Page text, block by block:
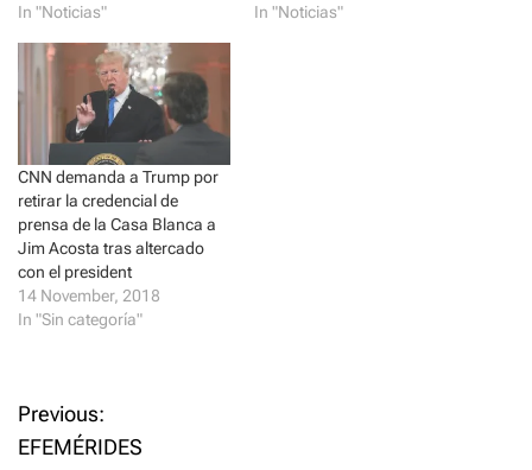
O
e
n
e
w
i
n
d
o
w
)
p
e
n
s
i
n
e
w
w
i
n
d
o
w
)
In "Noticias"
In "Noticias"
CNN demanda a Trump por
retirar la credencial de
prensa de la Casa Blanca a
Jim Acosta tras altercado
con el president
14 November, 2018
In "Sin categoría"
P
Previous:
EFEMÉRIDES